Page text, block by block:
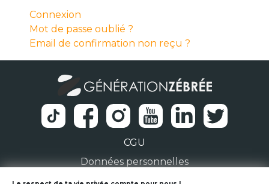
Connexion
Mot de passe oublié ?
Email de confirmation non reçu ?
CGU
Données personnelles